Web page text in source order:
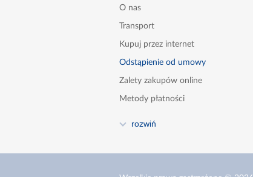
O nas
Transport
Kupuj przez internet
Odstąpienie od umowy
Zalety zakupów online
Metody płatności
Kontakt
rozwiń